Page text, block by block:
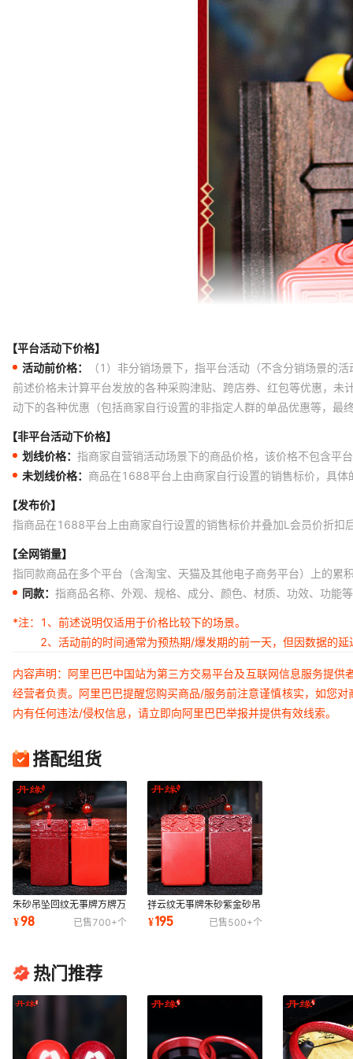
【平台活动下价格】
活动前价格：
（1）非分销场景下，指平台活动（不含分销场景的
前述价格未计算平台发放的各种采购津贴、跨店券、红包等优惠，
动下的各种优惠（包括商家自行设置的非指定人群的单品优惠等，
【非平台活动下价格】
划线价格： 指商家自营销活动场景下的商品价格，该价格不包含平
未划线价格： 商品在1688平台上由商家自行设置的销售标价，具
【发布价】
指商品在1688平台上由商家自行设置的销售标价并叠加L会员价折扣
【全网销量】
指同款商品在多个平台（含淘宝、天猫及其他电子商务平台）上的累
同款： 指商品名称、外观、规格、成分、颜色、材质、功效、功能
*注：
1、前述说明仅适用于价格比较下的场景。
2、活动前的时间通常为预热期/爆发期的前一天，但因数据的
内容声明：阿里巴巴中国站为第三方交易平台及互联网信息服务提
经营者负责。阿里巴巴提醒您购买商品/服务前注意谨慎核实，如您
内有任何违法/侵权信息，请立即向阿里巴巴举报并提供有效线索。
搭配组货
朱砂吊坠回纹无事牌方牌万
山丹缘朱砂挂件饰品厂家制
作创意挂坠
¥98 已售700+个
祥云纹无事牌朱砂紫金砂吊
坠方牌万山丹缘挂件饰品工
厂制作
¥195 已售500+个
热门推荐